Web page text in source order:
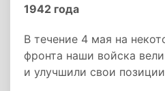
1942 года
В течение 4 мая на
фронта наши войска
и улучшили свои